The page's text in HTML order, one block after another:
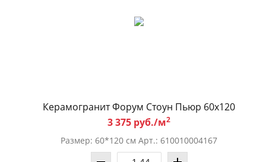
Керамогранит Форум Стоун Пьюр 60x120
3 375 руб./м2
Размер: 60*120 см Арт.: 610010004167